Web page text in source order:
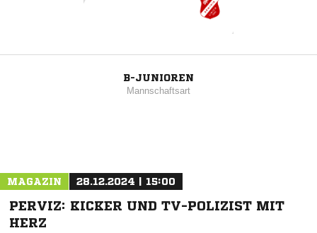
B-JUNIOREN
Mannschaftsart
MAGAZIN 28.12.2024 | 15:00
PERVIZ: KICKER UND TV-POLIZIST MIT
HERZ